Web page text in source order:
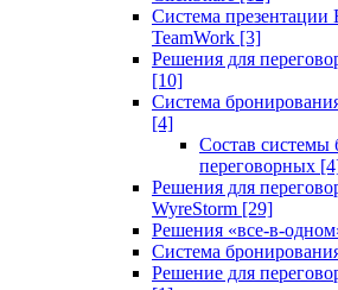
Система презентации
TeamWork [3]
Решения для
[10]
Система
[4]
Состав системы
переговорных
Решения для
WyreStorm [29]
Решения «все-в-
Система
Решение для